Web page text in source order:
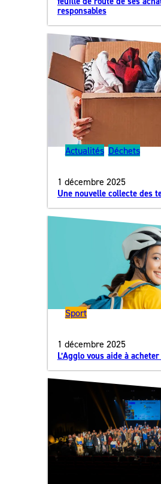
responsables
Actualités, Déchets
1 décembre 2025
Une nouvelle collecte des
Sport
1 décembre 2025
L’Agglo vous aide à